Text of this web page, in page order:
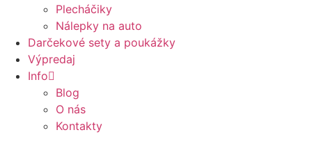
Plecháčiky
Nálepky na auto
Darčekové sety a poukážky
Výpredaj
Info
Blog
O nás
Kontakty